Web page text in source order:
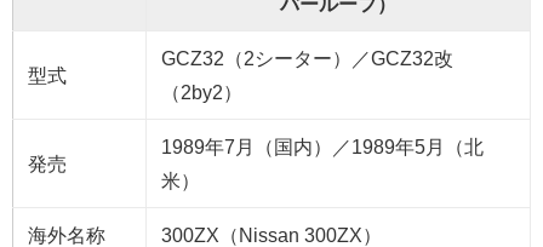
バールーフ）
型式
GCZ32（2シーター）／GCZ32改
（2by2）
発売
1989年7月（国内）／1989年5月（北
米）
海外名称 300ZX（Nissan 300ZX）